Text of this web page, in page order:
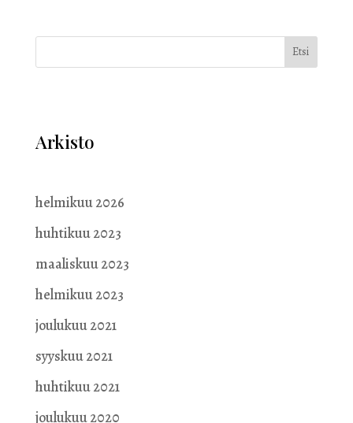
Etsi
Arkisto
helmikuu 2026
huhtikuu 2023
maaliskuu 2023
helmikuu 2023
joulukuu 2021
syyskuu 2021
huhtikuu 2021
joulukuu 2020